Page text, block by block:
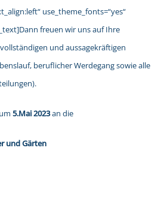
use_theme_fonts=“yes“
freuen wir uns auf Ihre
und aussagekräftigen
beruflicher Werdegang sowie alle
5.Mai 2023an die
und Gärten